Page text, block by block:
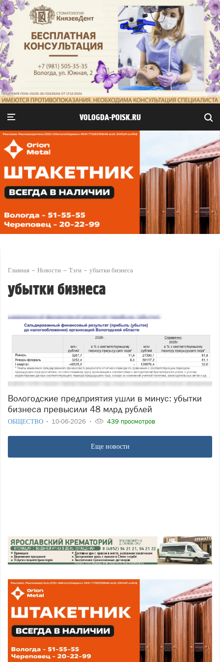
VOLOGDA-POISK.RU
Главная Новости Тэги убытки бизнеса
убытки бизнеса
Вологодские предприятия ушли в минус: убытки
бизнеса превысили 48 млрд рублей
ОБЩЕСТВО 10-06-2026 439 просмотров
Еще новости